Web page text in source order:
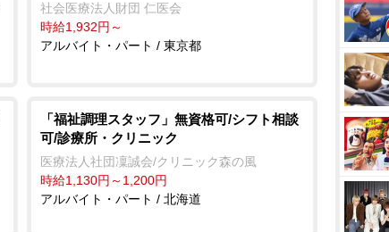
社会医療法人財団 仁医会
時給1,932円～
アルバイト・パート / 東京都
「福祉調理スタッフ」無資格可/シフト相談
可/診療所・クリニック
医療法人社団凜誠会/クリニック森の風
時給1,130円～1,200円
アルバイト・パート / 北海道